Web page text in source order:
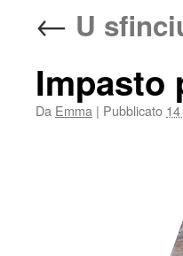
← U
Impasto
Da Emma | Pubblicato